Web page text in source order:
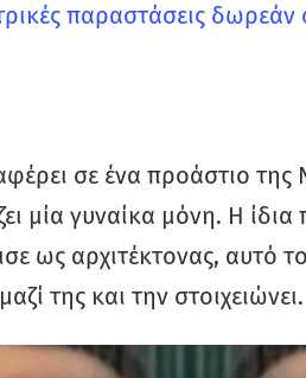
παραστάσεις δωρεάν
σε ένα προάστιο της
μία γυναίκα μόνη. Η ίδια
ως αρχιτέκτονας, αυτό
της και την στοιχειώνει.